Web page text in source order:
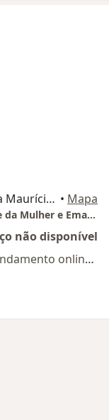
Rod. Jornalista - Rodovia Jornalista Maurício Sirotski Sobrinho, 5541 - sala 07 - Jurerê, Florianópolis • Mapa
Thelma Oliveira - Nutricionista Saúde da Mulher e Emagrecimento
não disponível
Esse especialista não oferece agendamento online para esse endereço.